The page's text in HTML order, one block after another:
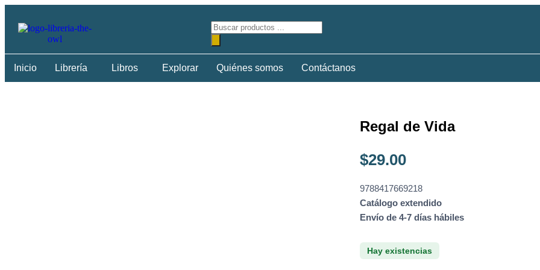
Inicio Librería Libros Explorar Quiénes somos Contáctanos
Regal de Vida
$29.00
9788417669218
Catálogo extendido
Envío de 4-7 días hábiles
Hay existencias